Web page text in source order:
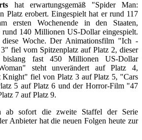
hat erwartungsgemäß "Spider Man:
Platz erobert. Eingespielt hat er rund 117
ersten Wochenende in den Staaten,
rund 140 Millionen US-Dollar eingespielt.
diese Woche. Der Animationsfilm "Ich -
fiel vom Spitzenplatz auf Platz 2, dieser
fast 450 Millionen US-Dollar
steht unverändert auf Platz 4,
Knight" fiel von Platz 3 auf Platz 5, "Cars
5 auf Platz 6 und der Horror-Film "47
7 auf Platz 9.
ab sofort die zweite Staffel der Serie
Anbieter hat die neuen Folgen heute zur